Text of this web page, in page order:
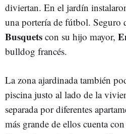
diviertan. En el jardín
una portería de fútbol. Seguro
Busquets con su hijo mayor,
bulldog francés.
La zona ajardinada también
piscina justo al lado de la
separada por diferentes
más grande de ellos cuenta